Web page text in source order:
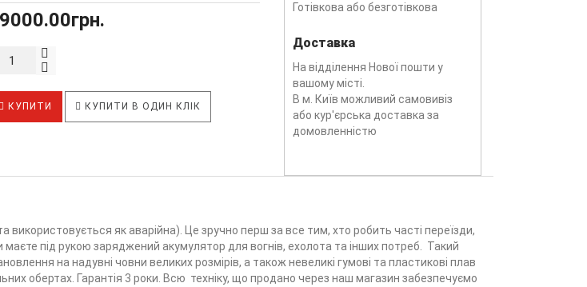
КУПИТИ КУПИТИ В ОДИН КЛІК
Готівкова або безготівкова
Доставка
На відділення Нової пошти у
вашому місті.
В м. Київ можливий самовивіз
або кур'єрська доставка за
домовленністю
як аварійна). Це зручно перш за все тим, хто робить часті переїзди,
під рукою заряджений акумулятор для вогнів, ехолота та інших потреб. Такий
на надувні човни великих розмірів, а також невеликі гумові та пластикові плав
обертах. Гарантія 3 роки. Всю техніку, що продано через наш магазин забезпечуємо